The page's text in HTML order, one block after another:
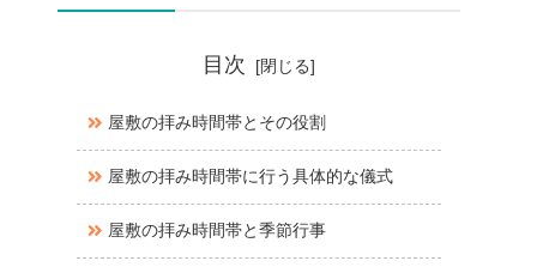
目次
屋敷の拝み時間帯とその役割
屋敷の拝み時間帯に行う具体的な儀式
屋敷の拝み時間帯と季節行事